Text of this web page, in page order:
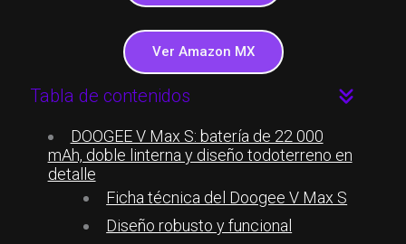
Ver Amazon MX
Tabla de contenidos
DOOGEE V Max S: batería de 22 000
mAh, doble linterna y diseño todoterreno en
detalle
Ficha técnica del Doogee V Max S
Diseño robusto y funcional